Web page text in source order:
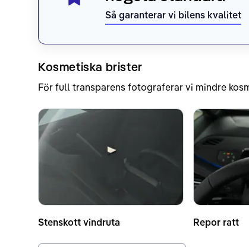
Så garanterar vi bilens kvalitet
Kosmetiska brister
För full transparens fotograferar vi mindre
Stenskott vindruta Repor ratt